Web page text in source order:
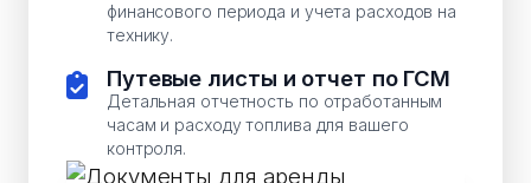
финансового периода и учета расходов на
технику.
Путевые листы и отчет по ГСМ
Детальная отчетность по отработанным
часам и расходу топлива для вашего
контроля.